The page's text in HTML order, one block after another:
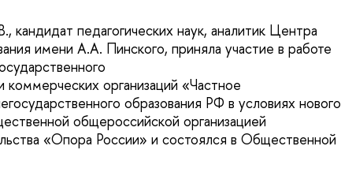
педагогических наук, аналитик Центра
имени А.А. Пинского, приняла участие в работе
организаций «Частное
образования РФ в условиях нового
общероссийской организацией
«Опора России» и состоялся в Общественной